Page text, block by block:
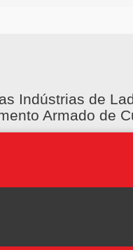
Indústrias de
Armado de